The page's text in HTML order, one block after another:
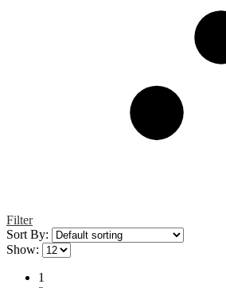
Filter
Sort By:
Show:
1